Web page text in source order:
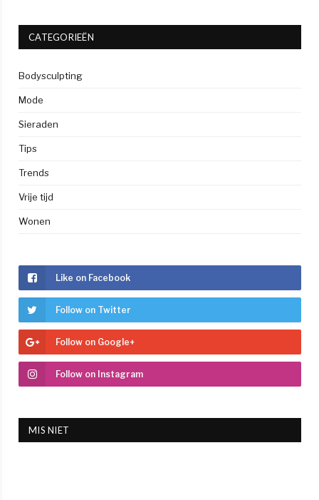
CATEGORIEËN
Bodysculpting
Mode
Sieraden
Tips
Trends
Vrije tijd
Wonen
Like on Facebook
Follow on Twitter
Follow on Google+
Follow on Instagram
MIS NIET